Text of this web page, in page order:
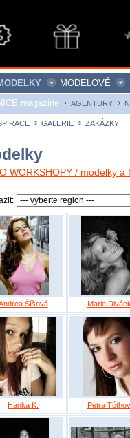
MODELOVÉ
magazine
AGENTURY
GALERIE ZAKÁZKY
WORKSHOPY / modelky
Šíšová Marie
Hanka K. Petra